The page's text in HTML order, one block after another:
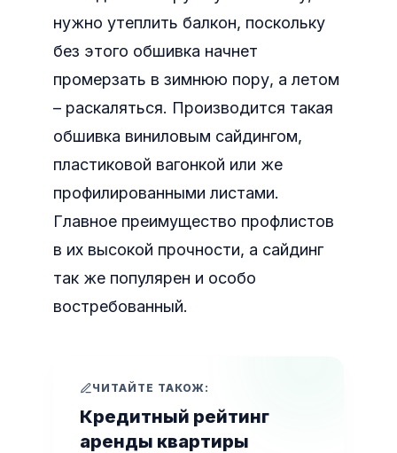
нужно утеплить балкон, поскольку
без этого обшивка начнет
промерзать в зимнюю пору, а летом
– раскаляться. Производится такая
обшивка виниловым сайдингом,
пластиковой вагонкой или же
профилированными листами.
Главное преимущество профлистов
в их высокой прочности, а сайдинг
так же популярен и особо
востребованный.
ЧИТАЙТЕ ТАКОЖ:
Кредитный рейтинг
аренды квартиры